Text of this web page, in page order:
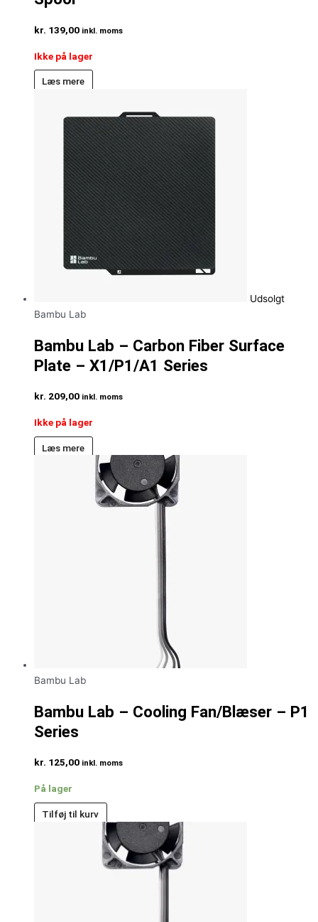
kr. 139,00 inkl. moms
Ikke på lager
Læs mere
Udsolgt
Bambu Lab
Bambu Lab – Carbon Fiber Surface
Plate – X1/P1/A1 Series
kr. 209,00 inkl. moms
Ikke på lager
Læs mere
Bambu Lab
Bambu Lab – Cooling Fan/Blæser – P1
Series
kr. 125,00 inkl. moms
På lager
Tilføj til kurv